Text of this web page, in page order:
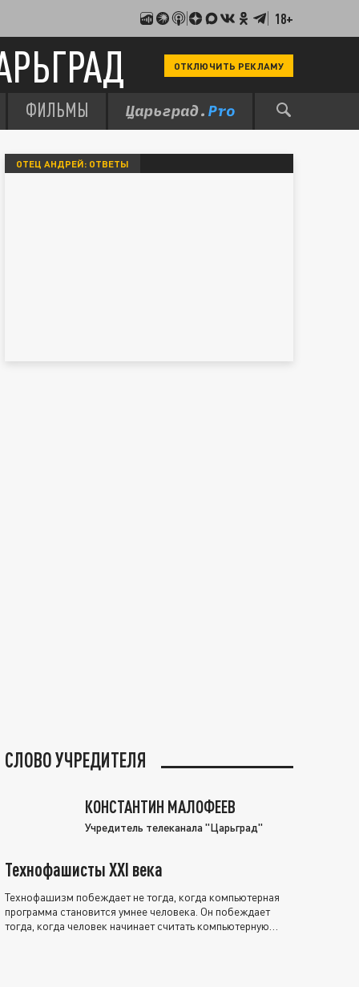
18+
ОТКЛЮЧИТЬ РЕКЛАМУ
ФИЛЬМЫ
ОТЕЦ АНДРЕЙ: ОТВЕТЫ
СЛОВО УЧРЕДИТЕЛЯ
КОНСТАНТИН МАЛОФЕЕВ
Учредитель телеканала "Царьград"
Технофашисты XXI века
Технофашизм побеждает не тогда, когда компьютерная
программа становится умнее человека. Он побеждает
тогда, когда человек начинает считать компьютерную